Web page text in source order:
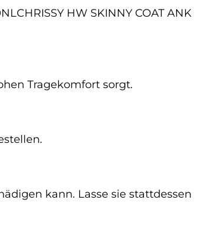
HW SKINNY COAT ANK
Tragekomfort sorgt.
kann. Lasse sie stattdessen